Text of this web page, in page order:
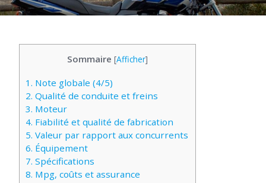
Sommaire [Afficher]
1. Note globale (4/5)
2. Qualité de conduite et freins
3. Moteur
4. Fiabilité et qualité de fabrication
5. Valeur par rapport aux concurrents
6. Équipement
7. Spécifications
8. Mpg, coûts et assurance